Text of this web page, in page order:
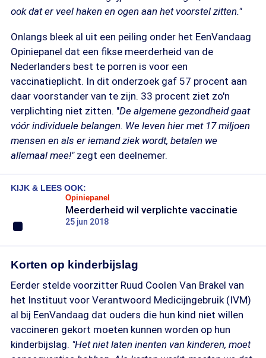
ook dat er veel haken en ogen aan het voorstel zitten."
Onlangs bleek al uit een peiling onder het EenVandaag
Opiniepanel dat een fikse meerderheid van de
Nederlanders best te porren is voor een
vaccinatieplicht. In dit onderzoek gaf 57 procent aan
daar voorstander van te zijn. 33 procent ziet zo'n
verplichting niet zitten. "De algemene gezondheid gaat
vóór individuele belangen. We leven hier met 17 miljoen
mensen en als er iemand ziek wordt, betalen we
allemaal mee!" zegt een deelnemer.
KIJK & LEES OOK:
Opiniepanel
Meerderheid wil verplichte vaccinatie
25 jun 2018
Korten op kinderbijslag
Eerder stelde voorzitter Ruud Coolen Van Brakel van
het Instituut voor Verantwoord Medicijngebruik (IVM)
al bij EenVandaag dat ouders die hun kind niet willen
vaccineren gekort moeten kunnen worden op hun
kinderbijslag. "Het niet laten inenten van kinderen, moet